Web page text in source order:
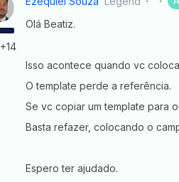
+14
Olá Beatiz.
Isso acontece quando vc
O template perde a referência.
Se vc copiar um template para
Basta refazer, colocando o
Espero ter ajudado.